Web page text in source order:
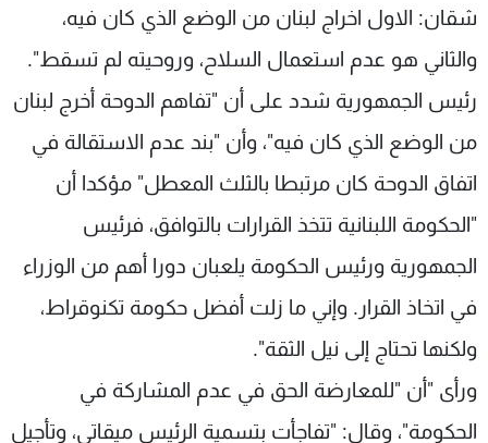
شقان: الاول اخراج لبنان من الوضع الذي كان فيه،
والثاني هو عدم استعمال السلاح، وروحيته لم تسقط".
رئيس الجمهورية شدد على أن "تفاهم الدوحة أخرج لبنان
من الوضع الذي كان فيه"، وأن "بند عدم الاستقالة في
اتفاق الدوحة كان مرتبطا بالثلث المعطل" مؤكدا أن
"الحكومة اللبنانية تتخذ القرارات بالتوافق، فرئيس
الجمهورية ورئيس الحكومة يلعبان دورا أهم من الوزراء
في اتخاذ القرار. وإني ما زلت أفضل حكومة تكنوقراط،
ولكنها تحتاج إلى نيل الثقة".
ورأى "أن "للمعارضة الحق في عدم المشاركة في
الحكومة"، وقال: "تفاجأت بتسمية الرئيس ميقاتي، وتأجيل